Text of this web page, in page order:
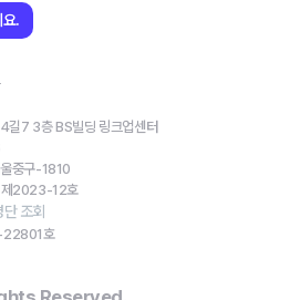
.
길7 3층 BS빌딩 링크업센터
중구-1810
제2023-12호
조회
호